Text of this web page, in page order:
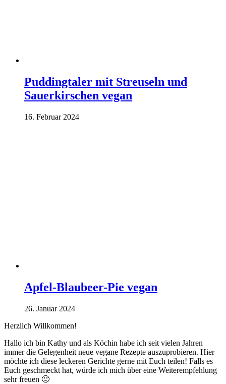
Puddingtaler mit Streuseln und
Sauerkirschen vegan
16. Februar 2024
Apfel-Blaubeer-Pie vegan
26. Januar 2024
Herzlich Willkommen!
Hallo ich bin Kathy und als Köchin habe ich seit vielen Jahren
immer die Gelegenheit neue vegane Rezepte auszuprobieren. Hier
möchte ich diese leckeren Gerichte gerne mit Euch teilen! Falls es
Euch geschmeckt hat, würde ich mich über eine Weiterempfehlung
sehr freuen 🙂